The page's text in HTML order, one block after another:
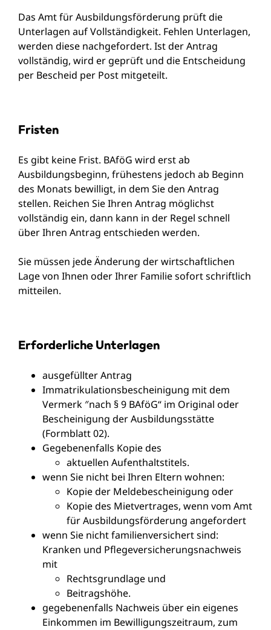
Das Amt für Ausbildungsförderung prüft die
Unterlagen auf Vollständigkeit. Fehlen Unterlagen,
werden diese nachgefordert. Ist der Antrag
vollständig, wird er geprüft und die Entscheidung
per Bescheid per Post mitgeteilt.
Fristen
Es gibt keine Frist. BAföG wird erst ab
Ausbildungsbeginn, frühestens jedoch ab Beginn
des Monats bewilligt, in dem Sie den Antrag
stellen. Reichen Sie Ihren Antrag möglichst
vollständig ein, dann kann in der Regel schnell
über Ihren Antrag entschieden werden.
Sie müssen jede Änderung der wirtschaftlichen
Lage von Ihnen oder Ihrer Familie sofort schriftlich
mitteilen.
Erforderliche Unterlagen
ausgefüllter Antrag
Immatrikulationsbescheinigung mit dem
Vermerk ″nach § 9 BAföG“ im Original oder
Bescheinigung der Ausbildungsstätte
(Formblatt 02).
Gegebenenfalls Kopie des
aktuellen Aufenthaltstitels.
wenn Sie nicht bei Ihren Eltern wohnen:
Kopie der Meldebescheinigung oder
Kopie des Mietvertrages, wenn vom Amt
für Ausbildungsförderung angefordert
wenn Sie nicht familienversichert sind:
Kranken und Pflegeversicherungsnachweis
mit
Rechtsgrundlage und
Beitragshöhe.
gegebenenfalls Nachweis über ein eigenes
Einkommen im Bewilligungszeitraum, zum